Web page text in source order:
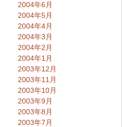
2004年6月
2004年5月
2004年4月
2004年3月
2004年2月
2004年1月
2003年12月
2003年11月
2003年10月
2003年9月
2003年8月
2003年7月